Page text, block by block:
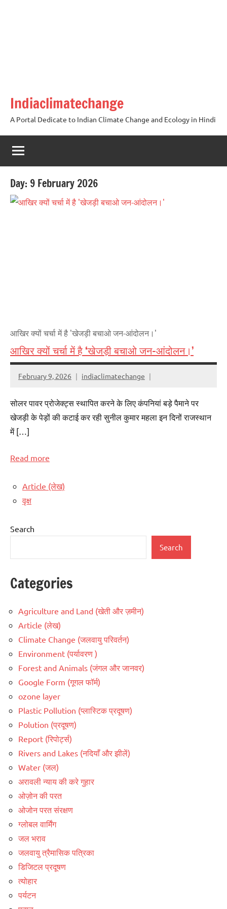
Indiaclimatechange
A Portal Dedicate to Indian Climate Change and Ecology in Hindi
Day: 9 February 2026
आखिर क्यों चर्चा में है 'खेजड़ी बचाओ जन-आंदोलन।'
आखिर क्यों चर्चा में है ‘खेजड़ी बचाओ जन-आंदोलन।’
February 9, 2026 indiaclimatechange
सोलर पावर प्रोजेक्ट्स स्थापित करने के लिए कंपनियां बड़े पैमाने पर
खेजड़ी के पेड़ों की कटाई कर रही सुनील कुमार महला इन दिनों राजस्थान
में […]
Read more
Article (लेख)
वृक्ष
Search
Search
Categories
Agriculture and Land (खेती और ज़मीन)
Article (लेख)
Climate Change (जलवायु परिवर्तन)
Environment (पर्यावरण )
Forest and Animals (जंगल और जानवर)
Google Form (गूगल फॉर्म)
ozone layer
Plastic Pollution (प्लास्टिक प्रदूषण)
Polution (प्रदूषण)
Report (रिपोर्ट्स)
Rivers and Lakes (नदियाँ और झीलें)
Water (जल)
अरावली न्याय की करे गुहार
ओज़ोन की परत
ओजोन परत संरक्षण
ग्लोबल वार्मिंग
जल भराव
जलवायु त्रैमासिक पत्रिका
डिजिटल प्रदूषण
त्योहार
पर्यटन